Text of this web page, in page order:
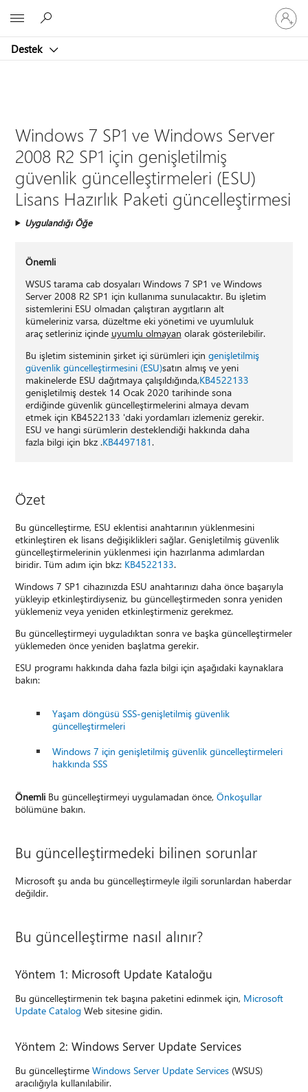
Destek
oturum
açın
Windows 7 SP1 ve Windows Server
2008 R2 SP1 için genişletilmiş
güvenlik güncelleştirmeleri (ESU)
Lisans Hazırlık Paketi güncelleştirmesi
Uygulandığı Öğe
Önemli
WSUS tarama cab dosyaları Windows 7 SP1 ve Windows
Server 2008 R2 SP1 için kullanıma sunulacaktır. Bu işletim
sistemlerini ESU olmadan çalıştıran aygıtların alt
kümeleriniz varsa, düzeltme eki yönetimi ve uyumluluk
araç setleriniz içinde uyumlu olmayan olarak gösterilebilir.
Bu işletim sisteminin şirket içi sürümleri için genişletilmiş
güvenlik güncelleştirmesini (ESU)satın almış ve yeni
makinelerde ESU dağıtmaya çalışıldığında,KB4522133
genişletilmiş destek 14 Ocak 2020 tarihinde sona
erdiğinde güvenlik güncelleştirmelerini almaya devam
etmek için KB4522133 'daki yordamları izlemeniz gerekir.
ESU ve hangi sürümlerin desteklendiği hakkında daha
fazla bilgi için bkz .KB4497181 .
Özet
Bu güncelleştirme, ESU eklentisi anahtarının yüklenmesini
etkinleştiren ek lisans değişiklikleri sağlar. Genişletilmiş güvenlik
güncelleştirmelerinin yüklenmesi için hazırlanma adımlardan
biridir. Tüm adım için bkz: KB4522133.
Windows 7 SP1 cihazınızda ESU anahtarınızı daha önce başarıyla
yükleyip etkinleştirdiyseniz, bu güncelleştirmeden sonra yeniden
yüklemeniz veya yeniden etkinleştirmeniz gerekmez.
Bu güncelleştirmeyi uyguladıktan sonra ve başka güncelleştirmeler
yüklemeden önce yeniden başlatma gerekir.
ESU programı hakkında daha fazla bilgi için aşağıdaki kaynaklara
bakın:
Yaşam döngüsü SSS-genişletilmiş güvenlik
güncelleştirmeleri
Windows 7 için genişletilmiş güvenlik güncelleştirmeleri
hakkında SSS
Önemli Bu güncelleştirmeyi uygulamadan önce,Önkoşullar
bölümüne bakın.
Bu güncelleştirmedeki bilinen sorunlar
Microsoft şu anda bu güncelleştirmeyle ilgili sorunlardan haberdar
değildir.
Bu güncelleştirme nasıl alınır?
Yöntem 1: Microsoft Update Kataloğu
Bu güncelleştirmenin tek başına paketini edinmek için, Microsoft
Update Catalog Web sitesine gidin.
Yöntem 2: Windows Server Update Services
Bu güncelleştirmeWindows Server Update Services (WSUS)
aracılığıyla kullanılabilir.